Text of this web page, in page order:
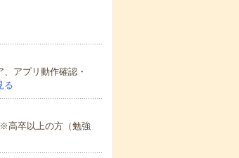
アプリ動作確認・
る
高卒以上の方（勉強